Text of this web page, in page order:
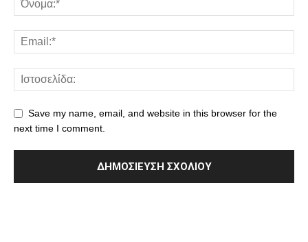
Save my name, email, and website in this browser for the
next time I comment.